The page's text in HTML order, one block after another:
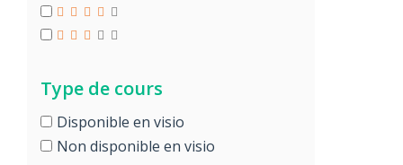
Type de cours
Disponible en visio
Non disponible en visio